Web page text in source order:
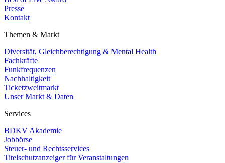
Presse
Kontakt
Themen & Markt
Diversität, Gleichberechtigung & Mental Health
Fachkräfte
Funkfrequenzen
Nachhaltigkeit
Ticketzweitmarkt
Unser Markt & Daten
Services
BDKV Akademie
Jobbörse
Steuer- und Rechtsservices
Titelschutzanzeiger für Veranstaltungen